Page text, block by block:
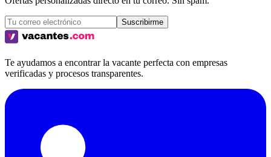
Suscribirme
Te ayudamos a encontrar la vacante perfecta con empresas
verificadas y procesos transparentes.